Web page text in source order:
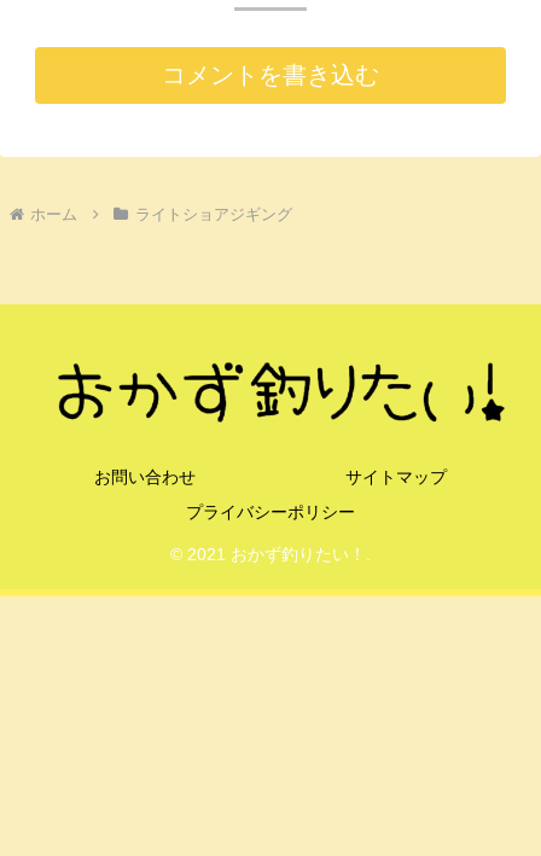
コメントを書き込む
ホーム ライトショアジギング
お問い合わせ
サイトマップ
プライバシーポリシー
© 2021 おかず釣りたい！.